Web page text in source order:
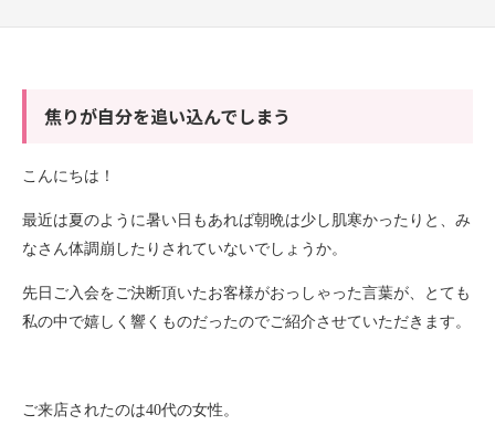
焦りが自分を追い込んでしまう
こんにちは！
最近は夏のように暑い日もあれば朝晩は少し肌寒かったりと、み
なさん体調崩したりされていないでしょうか。
先日ご入会をご決断頂いたお客様がおっしゃった言葉が、とても
私の中で嬉しく響くものだったのでご紹介させていただきます。
ご来店されたのは40代の女性。